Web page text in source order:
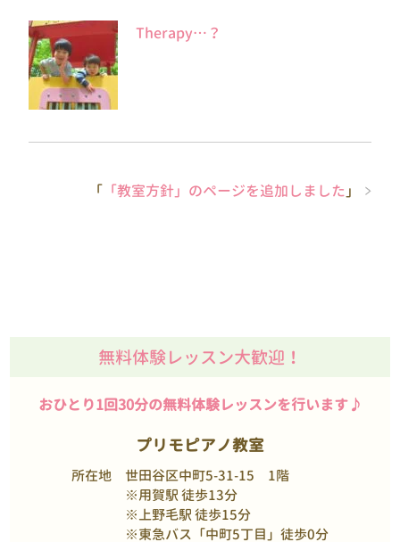
Therapy…？
「「教室方針」のページを追加しました 」
無料体験レッスン大歓迎！
おひとり1回30分の無料体験レッスンを行います♪
プリモピアノ教室
所在地
世田谷区中町5-31-15 1階
※用賀駅 徒歩13分
※上野毛駅 徒歩15分
※東急バス「中町5丁目」徒歩0分